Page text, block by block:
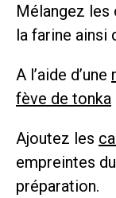
Mélangez
la farine ainsi
A l’aide d’une
fève de tonka
Ajoutez les
empreintes du
préparation.